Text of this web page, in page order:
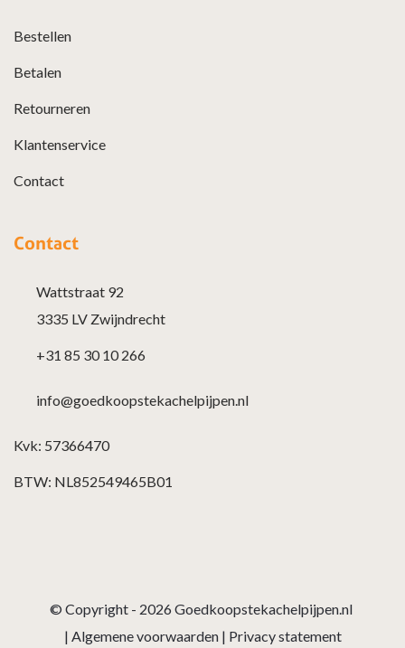
Bestellen
Betalen
Retourneren
Klantenservice
Contact
Contact
Wattstraat 92
3335 LV Zwijndrecht
+31 85 30 10 266
info@goedkoopstekachelpijpen.nl
Kvk: 57366470
BTW: NL852549465B01
© Copyright - 2026 Goedkoopstekachelpijpen.nl
| Algemene voorwaarden| Privacy statement